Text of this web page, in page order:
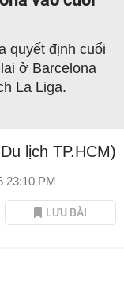
quyết định cuối
ở Barcelona
La Liga.
lịch TP.HCM)
23:10 PM
LƯU BÀI